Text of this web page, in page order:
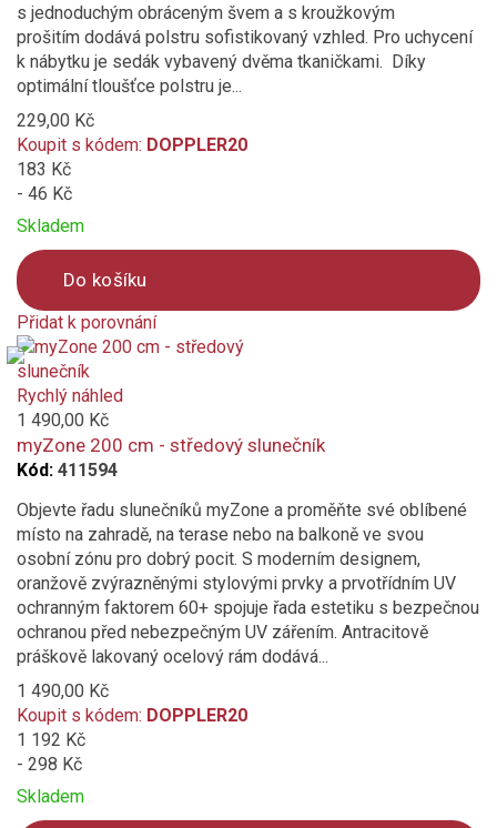
s jednoduchým obráceným švem a s kroužkovým
prošitím dodává polstru sofistikovaný vzhled. Pro uchycení
k nábytku je sedák vybavený dvěma tkaničkami. Díky
optimální tloušťce polstru je...
229,00 Kč
Koupit s kódem: DOPPLER20
183 Kč
- 46 Kč
Skladem
Do košíku
Přidat k porovnání
Product
is
added
to
compare
Rychlý náhled
1 490,00 Kč
myZone 200 cm - středový slunečník
Kód: 411594
Objevte řadu slunečníků myZone a proměňte své oblíbené
místo na zahradě, na terase nebo na balkoně ve svou
osobní zónu pro dobrý pocit. S moderním designem,
oranžově zvýrazněnými stylovými prvky a prvotřídním UV
ochranným faktorem 60+ spojuje řada estetiku s bezpečnou
ochranou před nebezpečným UV zářením. Antracitově
práškově lakovaný ocelový rám dodává...
1 490,00 Kč
Koupit s kódem: DOPPLER20
1 192 Kč
- 298 Kč
Skladem